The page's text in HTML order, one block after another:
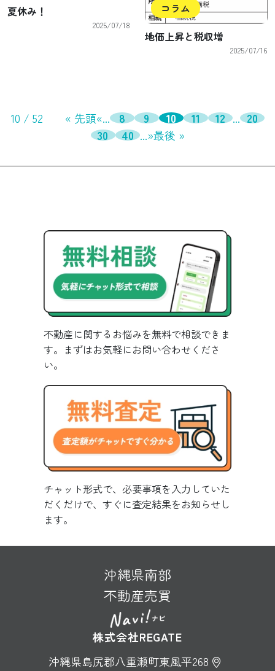
夏休み！
2025/07/18
コラム
地価上昇と税収増
2025/07/16
10 / 52 « 先頭«... 8 9 10 11 12 ... 20
30
40 ...»最後 »
不動産に関するお悩みを無料で相談できま
す。まずはお気軽にお問い合わせくださ
い。
チャット形式で、必要事項を入力していた
だくだけで、すぐに査定結果をお知らせし
ます。
沖縄県南部
不動産売買
株式会社REGATE
沖縄県島尻郡八重瀬町東風平268